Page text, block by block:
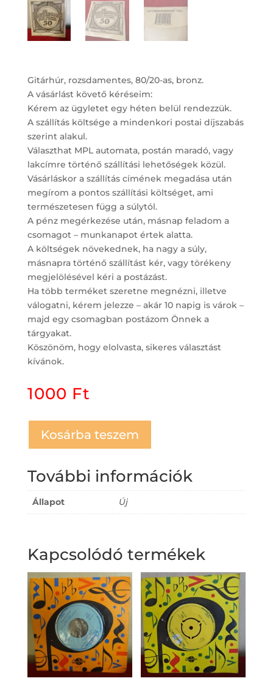
Gitárhúr, rozsdamentes, 80/20-as, bronz.
A vásárlást követő kéréseim:
Kérem az ügyletet egy héten belül rendezzük.
A szállítás költsége a mindenkori postai díjszabás
szerint alakul.
Választhat MPL automata, postán maradó, vagy
lakcímre történő szállítási lehetőségek közül.
Vásárláskor a szállítás címének megadása után
megírom a pontos szállítási költséget, ami
természetesen függ a súlytól.
A pénz megérkezése után, másnap feladom a
csomagot – munkanapot értek alatta.
A költségek növekednek, ha nagy a súly,
másnapra történő szállítást kér, vagy törékeny
megjelölésével kéri a postázást.
Ha több terméket szeretne megnézni, illetve
válogatni, kérem jelezze – akár 10 napig is várok –
majd egy csomagban postázom Önnek a
tárgyakat.
Köszönöm, hogy elolvasta, sikeres választást
kívánok.
1000 Ft
Kosárba teszem
További információk
Állapot Új
Kapcsolódó termékek